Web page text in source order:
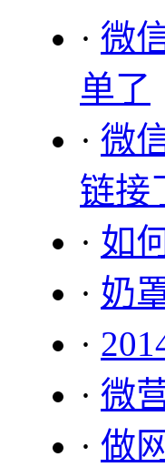
· 微
单了
· 微
链接
· 如
· 奶
·
· 微
· 做